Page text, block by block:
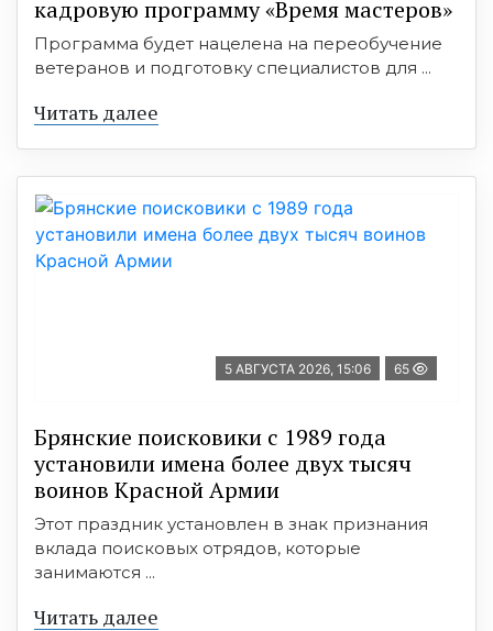
кадровую программу «Время мастеров»
Программа будет нацелена на переобучение
ветеранов и подготовку специалистов для ...
Читать далее
5 АВГУСТА 2026, 15:06 65
Брянские поисковики с 1989 года
установили имена более двух тысяч
воинов Красной Армии
Этот праздник установлен в знак признания
вклада поисковых отрядов, которые
занимаются ...
Читать далее